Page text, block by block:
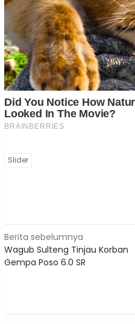
Slider
Navigasi
pos
Berita sebelumnya
Wagub Sulteng Tinjau Korban
Gempa Poso 6.0 SR